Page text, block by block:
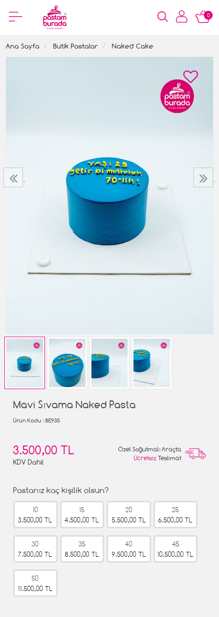
0
Ana Sayfa Butik Pastalar Naked Cake
‹ ›
Mavi Sıvama Naked Pasta
Ürün Kodu : BE935
3.500,00 TL
KDV Dahil
Özel Soğutmalı Araçta
Ücretsiz Teslimat
Pastanız kaç kişilik olsun?
10
3.500,00 TL
15
4.500,00 TL
20
5.500,00 TL
25
6.500,00 TL
30
7.500,00 TL
35
8.500,00 TL
40
9.500,00 TL
45
10.500,00 TL
50
11.500,00 TL